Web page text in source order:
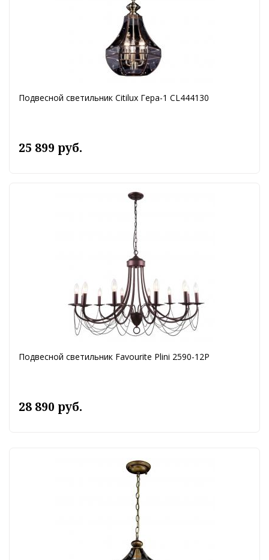
Подвесной светильник Citilux Гера-1 CL444130
25 899 руб.
Подвесной светильник Favourite Plini 2590-12P
28 890 руб.